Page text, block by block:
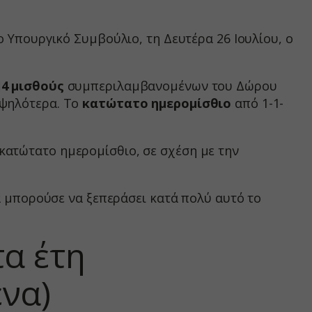
Υπουργικό Συμβούλιο, τη Δευτέρα 26 Ιουλίου, ο
μισθούς συμπεριλαμβανομένων του Δώρου
Το κατώτατο ημερομίσθιο από 1-1-
ημερομίσθιο, σε σχέση με την
μπορούσε να ξεπεράσει κατά πολύ αυτό το
έτη
σε